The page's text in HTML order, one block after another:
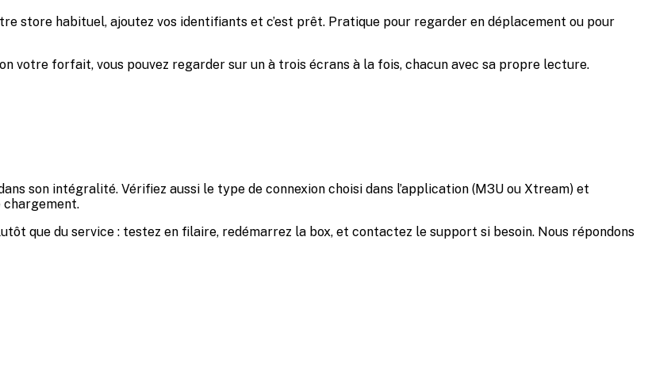
store habituel, ajoutez vos identifiants et c’est prêt. Pratique pour regarder en déplacement ou pour
votre forfait, vous pouvez regarder sur un à trois écrans à la fois, chacun avec sa propre lecture.
son intégralité. Vérifiez aussi le type de connexion choisi dans l’application (M3U ou Xtream) et
chargement.
que du service : testez en filaire, redémarrez la box, et contactez le support si besoin. Nous répondons